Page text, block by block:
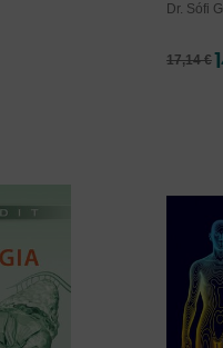
Dr. Sófi
17,14 €